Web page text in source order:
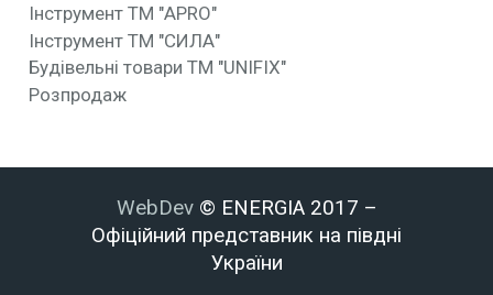
Інструмент ТМ "APRO"
Інструмент ТМ "СИЛА"
Будівельні товари ТМ "UNIFIX"
Розпродаж
WebDev © ENERGIA 2017 –
Офіційний представник на півдні
України